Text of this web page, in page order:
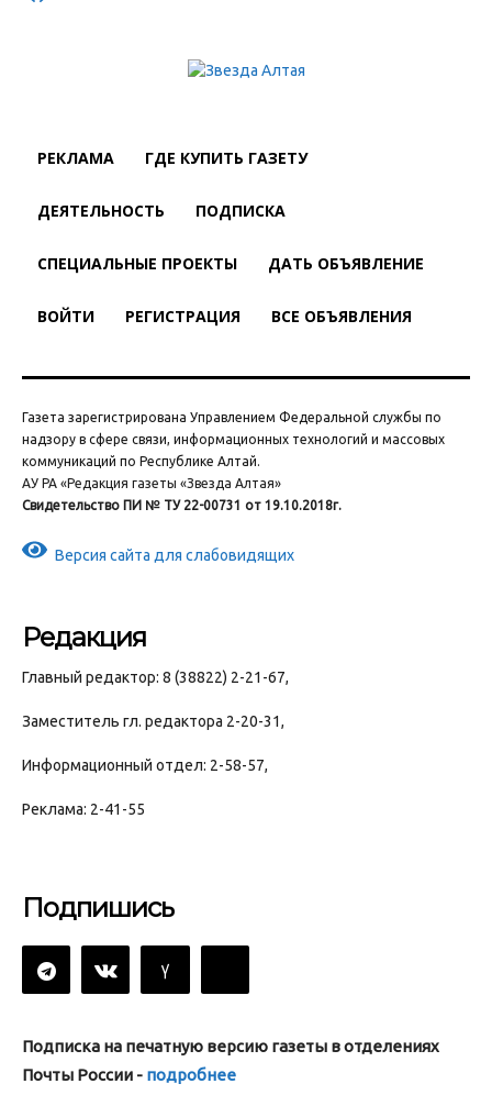
РЕКЛАМА ГДЕ КУПИТЬ ГАЗЕТУ
ДЕЯТЕЛЬНОСТЬ ПОДПИСКА
СПЕЦИАЛЬНЫЕ ПРОЕКТЫ ДАТЬ ОБЪЯВЛЕНИЕ
ВОЙТИ РЕГИСТРАЦИЯ ВСЕ ОБЪЯВЛЕНИЯ
Газета зарегистрирована Управлением Федеральной службы по
надзору в сфере связи, информационных технологий и массовых
коммуникаций по Республике Алтай.
АУ РА «Редакция газеты «Звезда Алтая»
Свидетельство ПИ № ТУ 22-00731 от 19.10.2018г.
Версия сайта для слабовидящих
Редакция
Главный редактор: 8 (38822) 2-21-67,
Заместитель гл. редактора 2-20-31,
Информационный отдел: 2-58-57,
Реклама: 2-41-55
Подпишись
Подписка на печатную версию газеты в отделениях
Почты России - подробнее